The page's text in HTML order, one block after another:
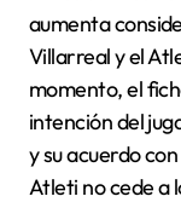
aumenta
Villarreal y el
momento, el
intención del
y su acuerdo
Atleti no cede a